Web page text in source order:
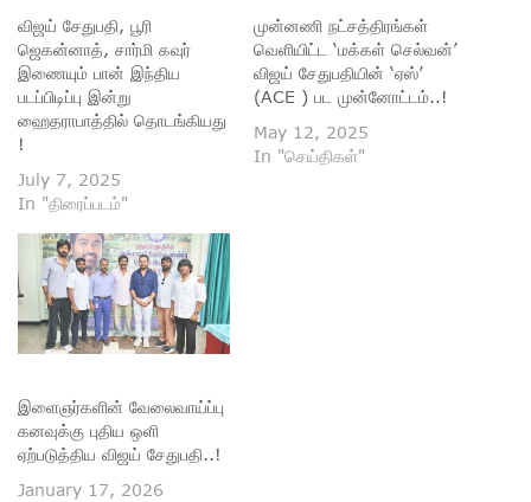
விஜய் சேதுபதி, பூரி
ஜெகன்னாத், சார்மி கவுர்
இணையும் பான் இந்திய
படப்பிடிப்பு இன்று
ஹைதராபாத்தில் தொடங்கியது
!
July 7, 2025
In "திரைப்படம்"
முன்னணி நட்சத்திரங்கள்
வெளியிட்ட ‘மக்கள் செல்வன்’
விஜய் சேதுபதியின் ‘ஏஸ்’
(ACE ) பட முன்னோட்டம்..!
May 12, 2025
In "செய்திகள்"
இளைஞர்களின் வேலைவாய்ப்பு
கனவுக்கு புதிய ஒளி
ஏற்படுத்திய விஜய் சேதுபதி..!
January 17, 2026